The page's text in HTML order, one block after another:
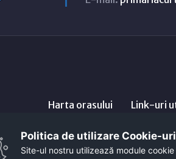
Harta orasului
Link-uri
Politica de utilizare Cookie-uri‎
Site-ul nostru utilizează module